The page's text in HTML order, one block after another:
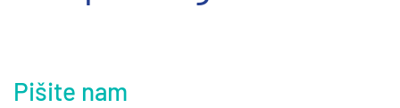
Pišite nam